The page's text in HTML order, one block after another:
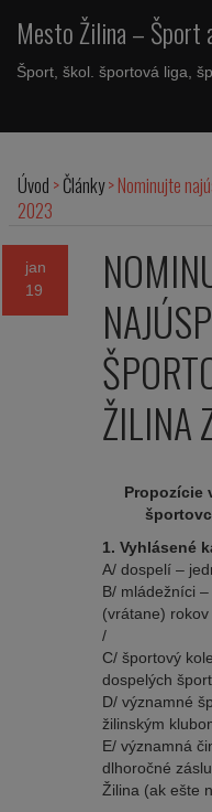
Mesto Žilina –
Šport, škol. športová liga,
Úvod >Články>Nominujte
2023
jan
19
ŽILINA
Propozície
1. Vyhlásené
A/ dospelí –
B/ mládežníci
(vrátane)
/
C/ športový
dospelých
D/ významné
žilinským
E/ významná
dlhoročné
Žilina (ak ešte